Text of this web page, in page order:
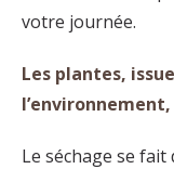
votre journée.
Les plantes,
Le séchage se fait